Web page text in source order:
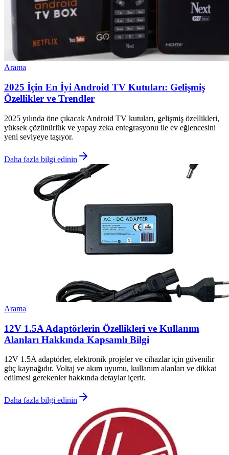
Arama
2025 İçin En İyi Android TV Kutuları: Gelişmiş
Özellikler ve Trendler
2025 yılında öne çıkacak Android TV kutuları, gelişmiş özellikleri,
yüksek çözünürlük ve yapay zeka entegrasyonu ile ev eğlencesini
yeni seviyeye taşıyor.
Daha fazla bilgi edinin
Arama
12V 1.5A Adaptörlerin Özellikleri ve Kullanım
Alanları Hakkında Kapsamlı Bilgi
12V 1.5A adaptörler, elektronik projeler ve cihazlar için güvenilir
güç kaynağıdır. Voltaj ve akım uyumu, kullanım alanları ve dikkat
edilmesi gerekenler hakkında detaylar içerir.
Daha fazla bilgi edinin